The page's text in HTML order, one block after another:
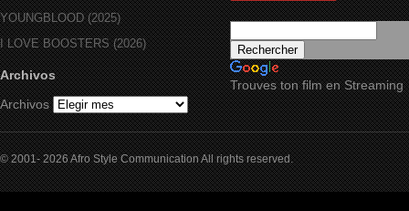
YOUNGBLOOD (2025)
I LOVE BOOSTERS (2026)
Archivos
Archivos
Trouves ton film en Streaming
© 2001- 2026 Afro Style Communication All rights reserved.